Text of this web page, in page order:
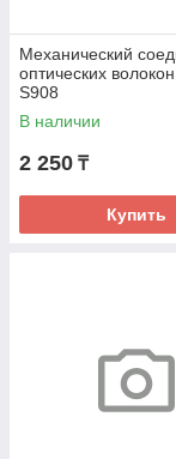
Механический
оптических
S908
В наличии
2 250 ₸
Купить